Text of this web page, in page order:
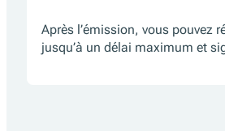
Après l’émission, vous pouvez
jusqu’à un délai maximum et